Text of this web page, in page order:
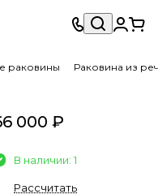
раковины Раковина из
000 ₽
В наличии: 1
Рассчитать